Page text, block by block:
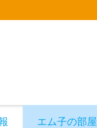
エム子の部屋